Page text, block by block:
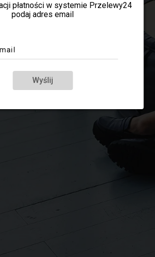
płatności w systemie Przelewy24
podaj adres email
Wyślij